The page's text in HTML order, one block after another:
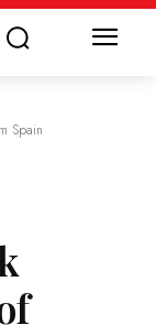
Spain